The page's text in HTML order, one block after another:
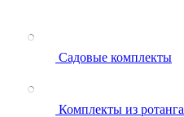
Садовые комплекты
Комплекты из ротанга